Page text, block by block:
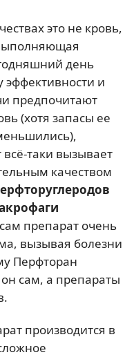
это не кровь,
день
эффективности и
предпочитают
(хотя запасы ее
таки вызывает
качеством
препарат очень
вызывая болезни
Перфторан
сам, а препараты
производится в